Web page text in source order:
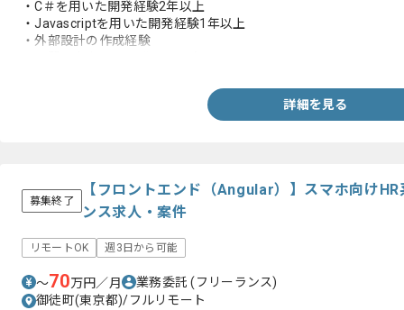
・C＃を用いた開発経験2年以上
・Javascriptを用いた開発経験1年以上
・外部設計の作成経験
詳細を見る
募集終了
【フロントエンド（Angular）】スマホ向け
ンス求人・案件
リモートOK 週3日から可能
〜70万円／月 業務委託(フリーランス)
御徒町(東京都)/フルリモート